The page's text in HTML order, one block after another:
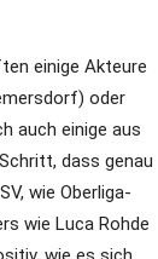
einige Akteure
oder
auch einige aus
dass genau
wie Oberliga-
wie Luca Rohde